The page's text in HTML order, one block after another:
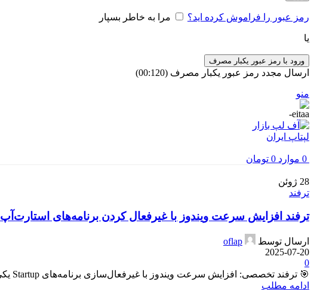
رمز عبور را فراموش کرده اید؟ مرا به خاطر بسپار
یا
ورود با رمز عبور یکبار مصرف
ارسال مجدد رمز عبور یکبار مصرف (00:
120
)
منو
0 موارد 0 تومان
28 ژوئن
ترفند
ترفند افزایش سرعت ویندوز با غیرفعال کردن برنامه‌های استارت‌آپ
ارسال توسط
oflap
2025-07-20
0
🎯 ترفند تخصصی: افزایش سرعت ویندوز با غیرفعال‌سازی برنامه‌های Startup یکی از دلایل اصلی کند شدن لپ‌تاپ یا سیستم‌های ویندوزی، اجرای خودک...
ادامه مطلب